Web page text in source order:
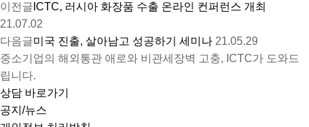
이전글 ICTC, 러시아 화장품 수출 온라인 컨퍼런스 개최
21.07.02
다음글미국 진출, 살아남고 성공하기 세미나 21.05.29
중소기업의 해외통관 애로와 비관세장벽 고충, ICTC가 도와드
립니다.
상담 바로가기
공지/뉴스